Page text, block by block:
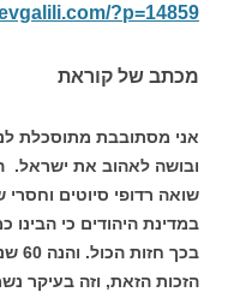
?p=14859
מכתב של קוראת
אני מסתובבת מתוסכלת
ובושה לאהוב את ישראל.
שואה רדופי סיוטים
במדינת היהודים כי
הזכות הזאת, וזה בעיקר